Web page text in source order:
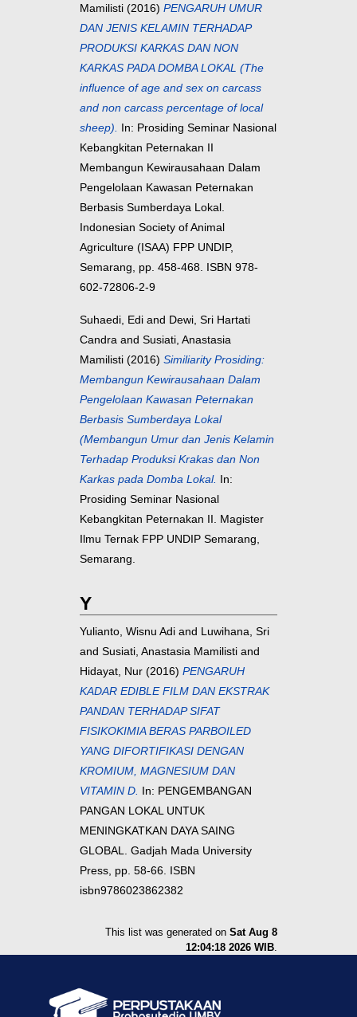
Mamilisti (2016) PENGARUH UMUR
DAN JENIS KELAMIN TERHADAP
PRODUKSI KARKAS DAN NON
KARKAS PADA DOMBA LOKAL (The
influence of age and sex on carcass
and non carcass percentage of local
sheep). In: Prosiding Seminar Nasional
Kebangkitan Peternakan II
Membangun Kewirausahaan Dalam
Pengelolaan Kawasan Peternakan
Berbasis Sumberdaya Lokal.
Indonesian Society of Animal
Agriculture (ISAA) FPP UNDIP,
Semarang, pp. 458-468. ISBN 978-
602-72806-2-9
Suhaedi, Edi and Dewi, Sri Hartati
Candra and Susiati, Anastasia
Mamilisti (2016) Similiarity Prosiding:
Membangun Kewirausahaan Dalam
Pengelolaan Kawasan Peternakan
Berbasis Sumberdaya Lokal
(Membangun Umur dan Jenis Kelamin
Terhadap Produksi Krakas dan Non
Karkas pada Domba Lokal. In:
Prosiding Seminar Nasional
Kebangkitan Peternakan II. Magister
Ilmu Ternak FPP UNDIP Semarang,
Semarang.
Y
Yulianto, Wisnu Adi and Luwihana, Sri
and Susiati, Anastasia Mamilisti and
Hidayat, Nur (2016) PENGARUH
KADAR EDIBLE FILM DAN EKSTRAK
PANDAN TERHADAP SIFAT
FISIKOKIMIA BERAS PARBOILED
YANG DIFORTIFIKASI DENGAN
KROMIUM, MAGNESIUM DAN
VITAMIN D. In: PENGEMBANGAN
PANGAN LOKAL UNTUK
MENINGKATKAN DAYA SAING
GLOBAL. Gadjah Mada University
Press, pp. 58-66. ISBN
isbn9786023862382
This list was generated on Sat Aug 8
12:04:18 2026 WIB.